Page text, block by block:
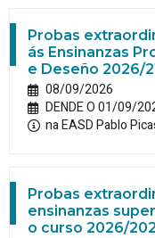
Probas
ás Ensinanzas
e Deseño 2026/
08/09/2026
DENDE O 01/09/
na EASD Pablo
Probas
ensinanzas
o curso 2026/